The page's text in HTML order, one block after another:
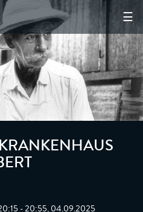
☰
- 20:55, 04.09.2025